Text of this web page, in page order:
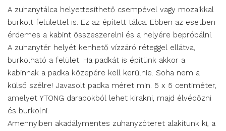
A zuhanytálca helyettesíthető csempével vagy mozaikkal
burkolt felülettel is. Ez az épített tálca. Ebben az esetben
érdemes a kabint összeszerelni és a helyére bepróbálni.
A zuhanytér helyét kenhető vízzáró réteggel ellátva,
burkolható a felület. Ha padkát is építünk akkor a
kabinnak a padka közepére kell kerülnie. Soha nem a
külső szélre! Javasolt padka méret min. 5 x 5 centiméter,
amelyet YTONG darabokból lehet kirakni, majd élvédőzni
és burkolni.
Amennyiben akadálymentes zuhanyzóteret alakítunk ki, a